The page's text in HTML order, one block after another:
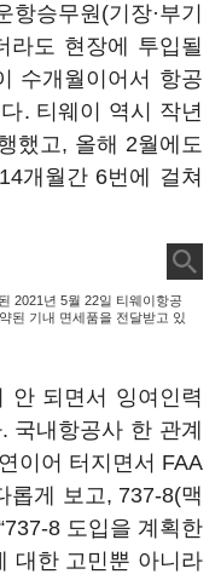
승무원(기장·부기
라도 현장에 투입될
수개월이어서 항공
. 티웨이 역시 작년
했고, 올해 2월에도
개월간 6번에 걸쳐
2021년 5월 22일 티웨이항공
된 기내 면세품을 전달받고 있
안 되면서 잉여인력
국내항공사 한 관계
이어 터지면서 FAA
롭게 보고, 737-8(맥
8 도입을 계획한
대한 고민뿐 아니라